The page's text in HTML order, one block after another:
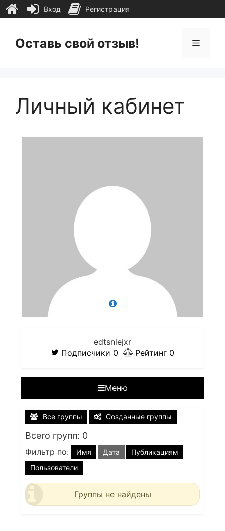
содержимому
Оставь свой отзыв! Меню
Личный кабинет
edtsnlejxr
Подписчики 0 Рейтинг 0
Меню
Все группы Созданные группы
Всего групп: 0
Фильтр по: Имя Дата
Публикациям
Пользователи
Группы не найдены
Вход Регистрация